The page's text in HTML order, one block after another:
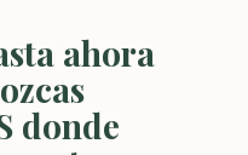
ahora
donde